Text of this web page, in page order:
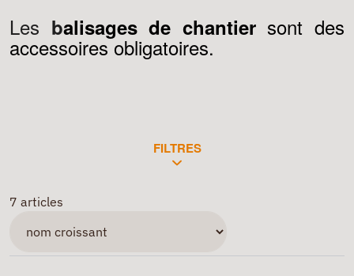
Les balisages de chantiersont des
accessoires obligatoires.
FILTRES
7 articles